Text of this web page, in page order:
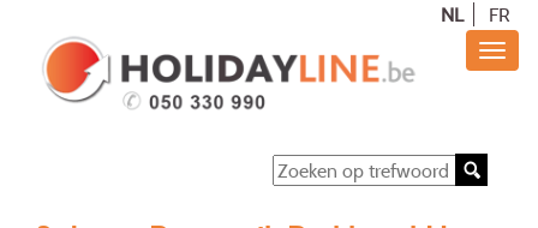
NL FR